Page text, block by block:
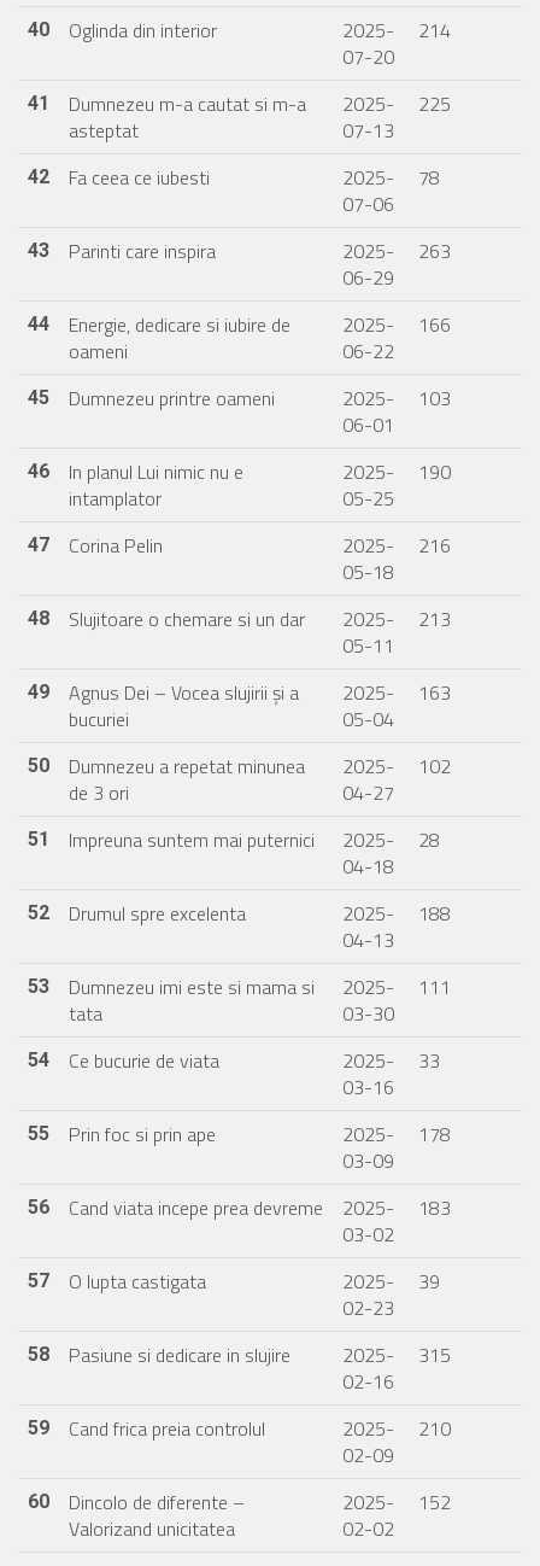
40 Oglinda din interior
2025-
07-20
214
41
Dumnezeu m-a cautat si m-a
asteptat
2025-
07-13
225
42 Fa ceea ce iubesti
2025-
07-06
78
43 Parinti care inspira
2025-
06-29
263
44
Energie, dedicare si iubire de
oameni
2025-
06-22
166
45 Dumnezeu printre oameni
2025-
06-01
103
46
In planul Lui nimic nu e
intamplator
2025-
05-25
190
47 Corina Pelin
2025-
05-18
216
48 Slujitoare o chemare si un dar
2025-
05-11
213
49
Agnus Dei – Vocea slujirii și a
bucuriei
2025-
05-04
163
50
Dumnezeu a repetat minunea
de 3 ori
2025-
04-27
102
51 Impreuna suntem mai puternici
2025-
04-18
28
52 Drumul spre excelenta
2025-
04-13
188
53
Dumnezeu imi este si mama si
tata
2025-
03-30
111
54 Ce bucurie de viata
2025-
03-16
33
55 Prin foc si prin ape
2025-
03-09
178
56 Cand viata incepe prea devreme
2025-
03-02
183
57 O lupta castigata
2025-
02-23
39
58 Pasiune si dedicare in slujire
2025-
02-16
315
59 Cand frica preia controlul
2025-
02-09
210
60
Dincolo de diferente –
Valorizand unicitatea
2025-
02-02
152